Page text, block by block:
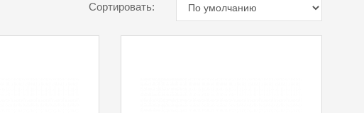
Сортировать: